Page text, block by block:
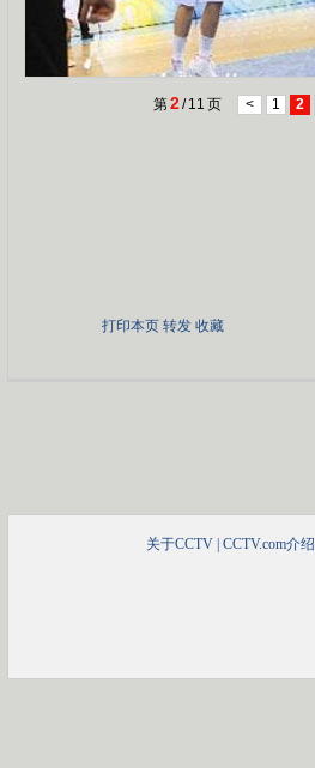
第2/ 11 页 < 1 2
打印本页 转发 收藏
关于CCTV | CCTV.com介绍